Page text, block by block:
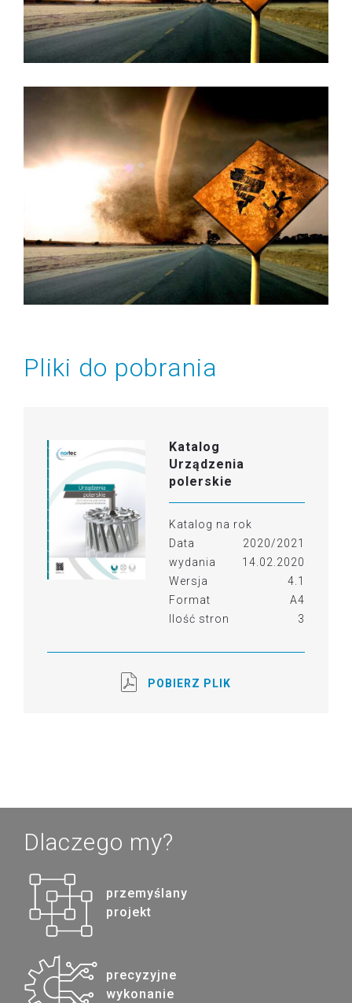
Pliki do pobrania
Katalog
Urządzenia
polerskie
Katalog na rok
2020/2021
Data
wydania
14.02.2020
Wersja
4.1
Format
A4
Ilość stron
3
POBIERZ PLIK
Dlaczego my?
przemyślany
projekt
precyzyjne
wykonanie